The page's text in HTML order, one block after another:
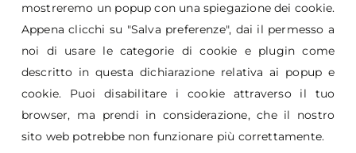
mostreremo un popup con una spiegazione dei cookie.
Appena clicchi su "Salva preferenze", dai il permesso a
noi di usare le categorie di cookie e plugin come
descritto in questa dichiarazione relativa ai popup e
cookie. Puoi disabilitare i cookie attraverso il tuo
browser, ma prendi in considerazione, che il nostro
sito web potrebbe non funzionare più correttamente.